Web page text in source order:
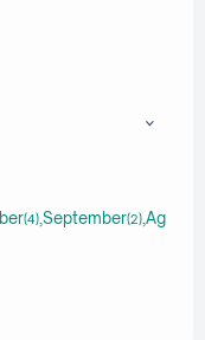
(4) September(2) Ag